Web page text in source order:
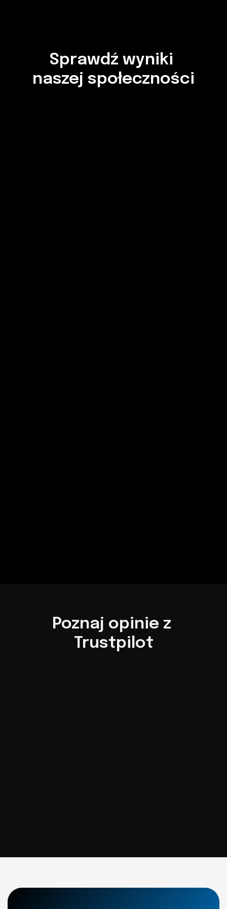
Sprawdź wyniki
naszej społeczności
Poznaj opinie z
Trustpilot